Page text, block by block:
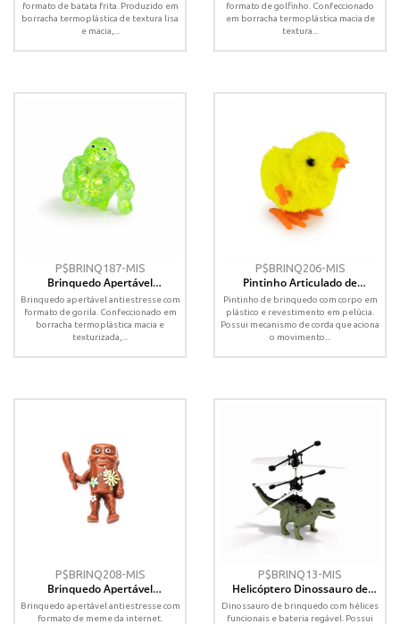
formato de batata frita. Produzido em
borracha termoplástica de textura lisa
e macia,...
formato de golfinho. Confeccionado
em borracha termoplástica macia de
textura...
P$BRINQ187-MIS
Brinquedo Apertável
Antiestresse
Brinquedo apertável antiestresse com
formato de gorila. Confeccionado em
borracha termoplástica macia e
texturizada,...
P$BRINQ206-MIS
Pintinho Articulado de
Brinquedo
Pintinho de brinquedo com corpo em
plástico e revestimento em pelúcia.
Possui mecanismo de corda que aciona
o movimento...
P$BRINQ208-MIS
Brinquedo Apertável
Antiestresse
Brinquedo apertável antiestresse com
formato de meme da internet.
P$BRINQ13-MIS
Helicóptero Dinossauro de
Brinquedo
Dinossauro de brinquedo com hélices
funcionais e bateria regável. Possui